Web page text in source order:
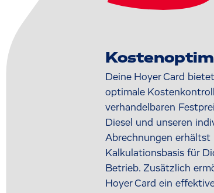
Deine Hoyer Card
optimale
verhandelbaren
Diesel und unseren
Abrechnungen erhältst
Kalkulationsbasis für
Betrieb. Zusätzlich
Hoyer Card ein